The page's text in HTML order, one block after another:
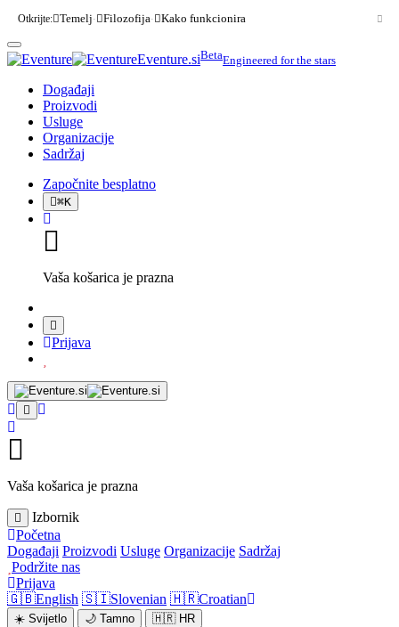
Otkrijte: Temelj· Filozofija· Kako funkcionira
Eventure.siBetaEngineered for the stars
Događaji
Proizvodi
Usluge
Organizacije
Sadržaj
Započnite besplatno
⌘K
Vaša košarica je prazna
Prijava
Vaša košarica je prazna
Izbornik
Početna
Događaji Proizvodi Usluge Organizacije Sadržaj
Podržite nas
Prijava
🇬🇧English 🇸🇮Slovenian 🇭🇷Croatian
☀️ Svijetlo 🌙 Tamno 🇭🇷 HR